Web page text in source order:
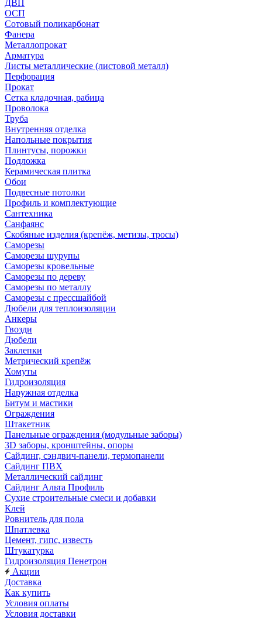
ДВП
ОСП
Сотовый поликарбонат
Фанера
Металлопрокат
Арматура
Листы металлические (листовой металл)
Перфорация
Прокат
Сетка кладочная, рабица
Проволока
Труба
Внутренняя отделка
Напольные покрытия
Плинтусы, порожки
Подложка
Керамическая плитка
Обои
Подвесные потолки
Профиль и комплектующие
Сантехника
Санфаянс
Скобяные изделия (крепёж, метизы, тросы)
Саморезы
Саморезы шурупы
Саморезы кровельные
Саморезы по дереву
Саморезы по металлу
Саморезы с прессшайбой
Дюбели для теплоизоляции
Анкеры
Гвозди
Дюбели
Заклепки
Метрический крепёж
Хомуты
Гидроизоляция
Наружная отделка
Битум и мастики
Ограждения
Штакетник
Панельные ограждения (модульные заборы)
3D заборы, кронштейны, опоры
Cайдинг, сэндвич-панели, термопанели
Сайдинг ПВХ
Металлический сайдинг
Сайдинг Альта Профиль
Сухие строительные смеси и добавки
Клей
Ровнитель для пола
Шпатлевка
Цемент, гипс, известь
Штукатурка
Гидроизоляция Пенетрон
Акции
Доставка
Как купить
Условия оплаты
Условия доставки